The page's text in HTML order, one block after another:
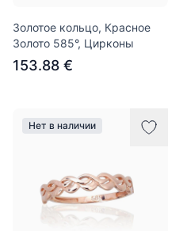
Золотое кольцо, Красное
Золото 585°, Цирконы
153.88 €
Нет в наличии